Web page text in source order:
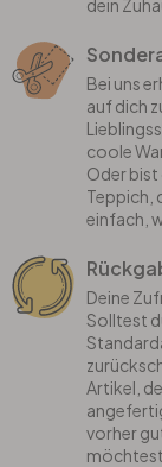
dein
Bei uns
auf dich
coole
Oder bist
Teppich,
einfach,
Deine
Solltest
Artikel,
vorher
möchtest.